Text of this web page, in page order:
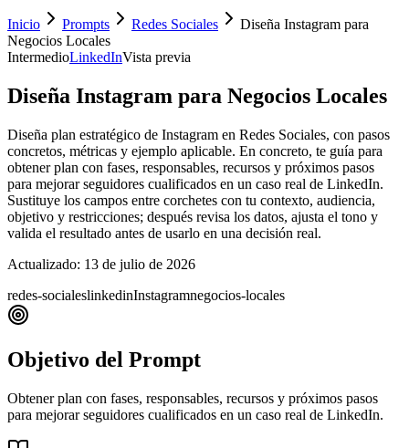
Inicio Prompts Redes Sociales
Diseña Instagram para
Negocios Locales
IntermedioLinkedInVista previa
Diseña Instagram para Negocios Locales
Diseña plan estratégico de Instagram en Redes Sociales, con pasos
concretos, métricas y ejemplo aplicable. En concreto, te guía para
obtener plan con fases, responsables, recursos y próximos pasos
para mejorar seguidores cualificados en un caso real de LinkedIn.
Sustituye los campos entre corchetes con tu contexto, audiencia,
objetivo y restricciones; después revisa los datos, ajusta el tono y
valida el resultado antes de usarlo en una decisión real.
Actualizado: 13 de julio de 2026
redes-socialeslinkedinInstagramnegocios-locales
Objetivo del Prompt
Obtener plan con fases, responsables, recursos y próximos pasos
para mejorar seguidores cualificados en un caso real de LinkedIn.